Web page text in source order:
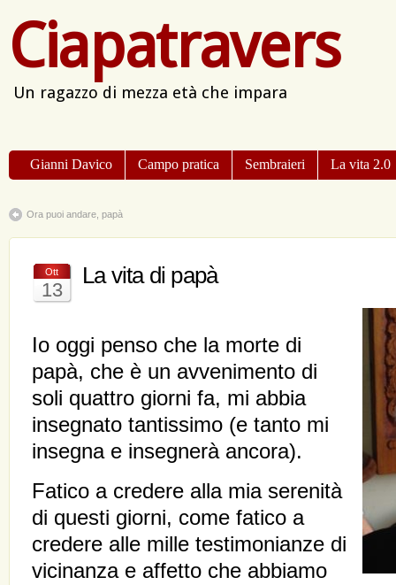
Ciapatravers
Un ragazzo di mezza età che impara
Gianni Davico Campo pratica Sembraieri La vita 2.0
Ora puoi andare, papà
Ott
13
La vita di papà
Io oggi penso che la morte di
papà, che è un avvenimento di
soli quattro giorni fa, mi abbia
insegnato tantissimo (e tanto mi
insegna e insegnerà ancora).
Fatico a credere alla mia serenità
di questi giorni, come fatico a
credere alle mille testimonianze di
vicinanza e affetto che abbiamo